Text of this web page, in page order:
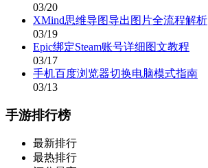
03/20
XMind思维导图导出图片全流程解析
03/19
Epic绑定Steam账号详细图文教程
03/17
手机百度浏览器切换电脑模式指南
03/13
手游排行榜
最新排行
最热排行